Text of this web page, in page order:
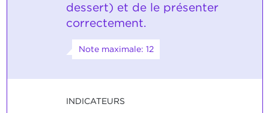
dessert) et de le présenter
correctement.
Note maximale: 12
INDICATEURS